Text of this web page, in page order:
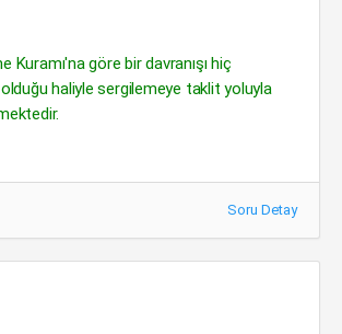
Kuramı'na göre bir davranışı hiç
haliyle sergilemeye taklit yoluyla
Soru Detay